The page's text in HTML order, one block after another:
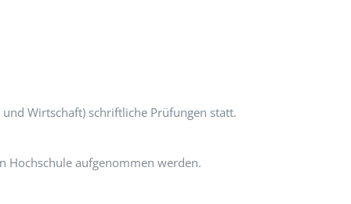
Wirtschaft) schriftliche Prüfungen statt.
Hochschule aufgenommen werden.